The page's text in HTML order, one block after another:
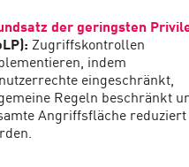
der geringsten
Zugriffskontrollen
indem
eingeschränkt,
Regeln beschränkt
Angriffsfläche reduziert